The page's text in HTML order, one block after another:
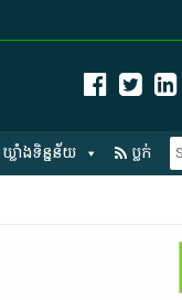
ឃ្លាំងទិន្នន័យ ប្លក់